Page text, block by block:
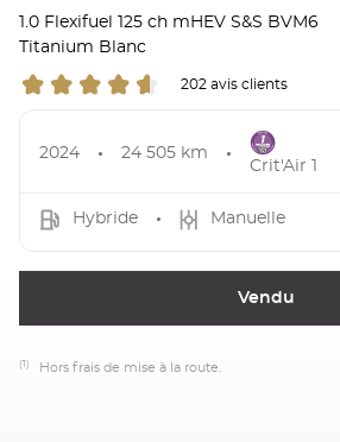
1.0 Flexifuel 125 ch mHEV S&S BVM6
Titanium Blanc
202 avis clients
2024 24 505 km
Crit'Air 1
Hybride Manuelle
Vendu
(1) Hors frais de mise à la route.